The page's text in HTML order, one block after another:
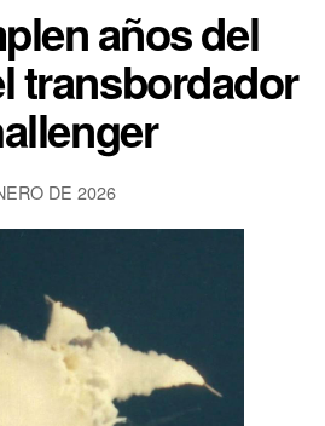
años del
transbordador
DE 2026